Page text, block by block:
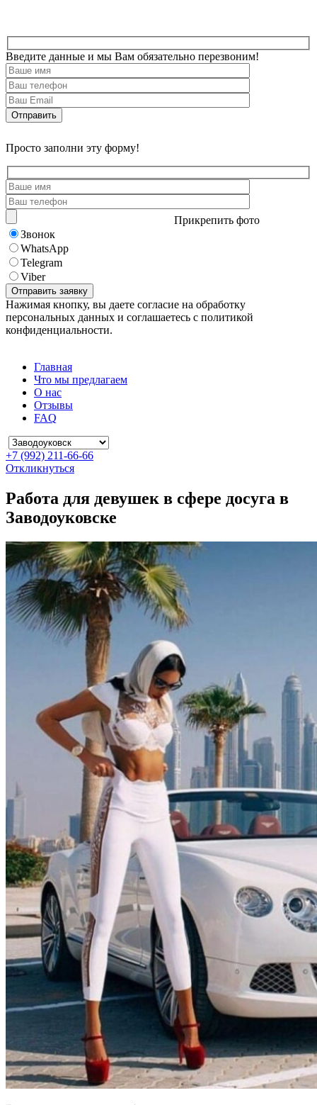
Введите данные и мы Вам обязательно перезвоним!
Просто заполни эту форму!
Прикрепить фото
Звонок
WhatsApp
Telegram
Viber
Нажимая кнопку, вы даете согласие на обработку
персональных данных и соглашаетесь с политикой
конфиденциальности.
Главная
Что мы предлагаем
О нас
Отзывы
FAQ
+7 (992) 211-66-66
Откликнуться
Работа для девушек в сфере досуга в
Заводоуковске